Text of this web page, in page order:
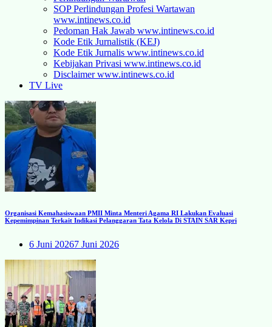
SOP Perlindungan Profesi Wartawan
www.intinews.co.id
Pedoman Hak Jawab www.intinews.co.id
Kode Etik Jurnalistik (KEJ)
Kode Etik Jurnalis www.intinews.co.id
Kebijakan Privasi www.intinews.co.id
Disclaimer www.intinews.co.id
TV Live
Organisasi Kemahasiswaan PMII Minta Menteri Agama RI Lakukan Evaluasi
Kepemimpinan Terkait Indikasi Pelanggaran Tata Kelola Di STAIN SAR Kepri
6 Juni 20267 Juni 2026